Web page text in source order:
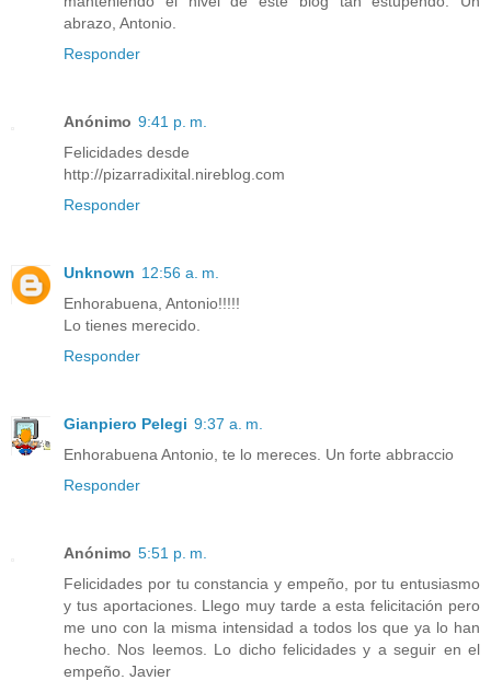
abrazo, Antonio.
Responder
Anónimo 9:41 p. m.
Felicidades desde
http://pizarradixital.nireblog.com
Responder
Unknown 12:56 a. m.
Enhorabuena, Antonio!!!!!
Lo tienes merecido.
Responder
Gianpiero Pelegi 9:37 a. m.
Enhorabuena Antonio, te lo mereces. Un forte abbraccio
Responder
Anónimo 5:51 p. m.
Felicidades por tu constancia y empeño, por tu entusiasmo
y tus aportaciones. Llego muy tarde a esta felicitación pero
me uno con la misma intensidad a todos los que ya lo han
hecho. Nos leemos. Lo dicho felicidades y a seguir en el
empeño. Javier